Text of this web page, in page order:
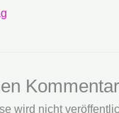
Kommentar
wird nicht